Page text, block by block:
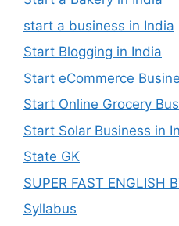
start a business in India
Start Blogging in India
Start eCommerce
Start Online Grocery
Start Solar Business in
State GK
SUPER FAST ENGLISH
Syllabus